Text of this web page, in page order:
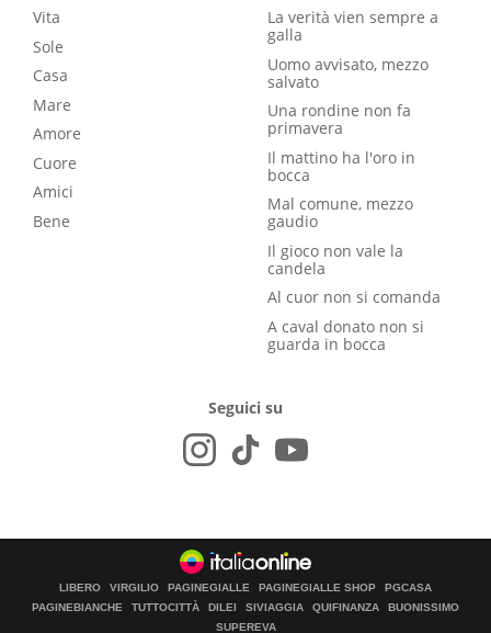
Vita
Sole
Casa
Mare
Amore
Cuore
Amici
Bene
La verità vien sempre a
galla
Uomo avvisato, mezzo
salvato
Una rondine non fa
primavera
Il mattino ha l'oro in
bocca
Mal comune, mezzo
gaudio
Il gioco non vale la
candela
Al cuor non si comanda
A caval donato non si
guarda in bocca
Seguici su
LIBERO VIRGILIO PAGINEGIALLE PAGINEGIALLE SHOP
PGCASA
PAGINEBIANCHE
TUTTOCITTÀ DILEI SIVIAGGIA QUIFINANZA
BUONISSIMO
SUPEREVA